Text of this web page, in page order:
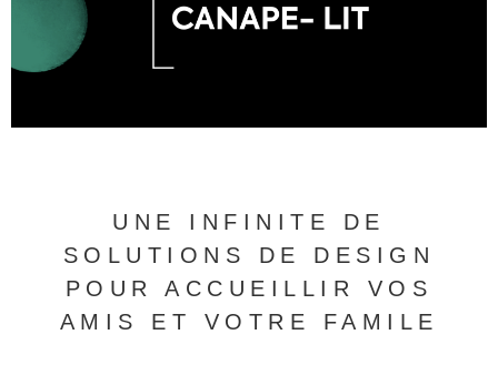
UNE INFINITE DE
SOLUTIONS DE DESIGN
POUR ACCUEILLIR VOS
AMIS ET VOTRE FAMILE